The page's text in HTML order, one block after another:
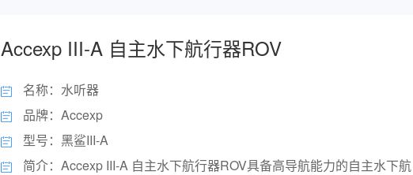
Accexp III-A 自主水下航行器ROV
名称：水听器
品牌：​Accexp
型号：黑鲨III-A
简介：Accexp III-A 自主水下航行器ROV具备高导航能力的自主水下航